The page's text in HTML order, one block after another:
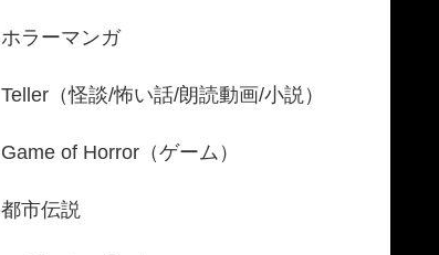
ホラーマンガ
Teller（怪談/怖い話/朗読動画/小説）
Game of Horror（ゲーム）
都市伝説